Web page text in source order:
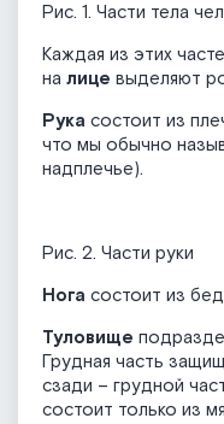
Рис. 1. Части тела
Каждая из этих
на лице выделяют
Рука состоит из
что мы обычно
надплечье).
Рис. 2. Части руки
Нога состоит из
Туловище
Грудная часть
сзади – грудной
состоит только из